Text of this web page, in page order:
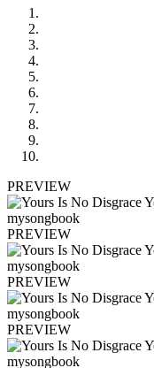
PREVIEW
PREVIEW
PREVIEW
PREVIEW